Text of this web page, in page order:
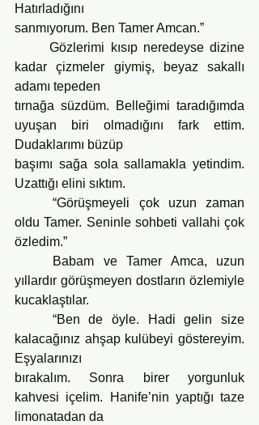
Hatırladığını
sanmıyorum. Ben Tamer Amcan.”
	Gözlerimi kısıp neredeyse dizine
kadar çizmeler giymiş, beyaz sakallı
adamı tepeden
tırnağa süzdüm. Belleğimi taradığımda
uyuşan biri olmadığını fark ettim.
Dudaklarımı büzüp
başımı sağa sola sallamakla yetindim.
Uzattığı elini sıktım.
	“Görüşmeyeli çok uzun zaman
oldu Tamer. Seninle sohbeti vallahi çok
özledim.”
yıllardır görüşmeyen dostların özlemiyle
kucaklaştılar.
kalacağınız ahşap kulübeyi göstereyim.
Eşyalarınızı
bırakalım. Sonra birer yorgunluk
kahvesi içelim. Hanife’nin yaptığı taze
limonatadan da